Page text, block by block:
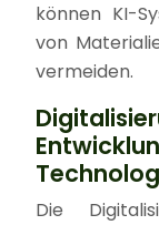
können KI-
von
vermeiden.
Die